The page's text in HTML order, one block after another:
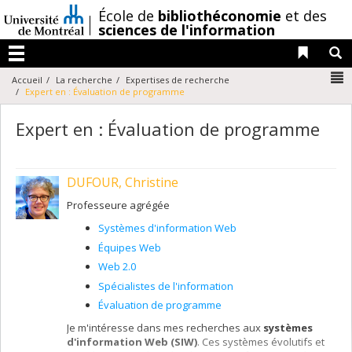
au
contenu
/École de bibliothéconomie et des
sciences de l'information
Menu
Liens
Accueil La recherche
Expertises de recherche
Expert en : Évaluation de programme
Expert en : Évaluation de programme
DUFOUR, Christine
Professeure agrégée
Systèmes d'information Web
Équipes Web
Web 2.0
Spécialistes de l'information
Évaluation de programme
Je m'intéresse dans mes recherches aux systèmes
d'information Web (SIW). Ces systèmes évolutifs et